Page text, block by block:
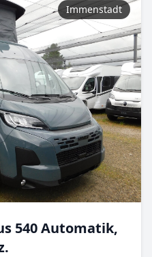
Immenstadt
540 Automatik,